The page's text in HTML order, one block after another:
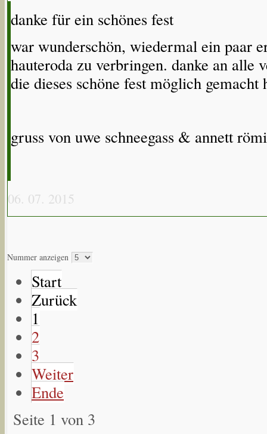
danke für ein schönes fest
war wunderschön, wiedermal ein paar
hauteroda zu verbringen. danke an alle
die dieses schöne fest möglich gemacht
gruss von uwe schneegass & annett
06. 07. 2015
Nummer anzeigen
Start
Zurück
1
2
3
Weiter
Ende
Seite 1 von 3